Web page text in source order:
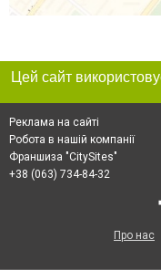
Реклама на сайті
Робота в нашій компанії
Франшиза "CitySites"
+38 (063) 734-84-32
Про нас